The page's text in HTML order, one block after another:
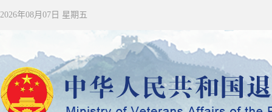
2026年08月07日 星期五